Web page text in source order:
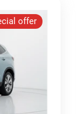
offer